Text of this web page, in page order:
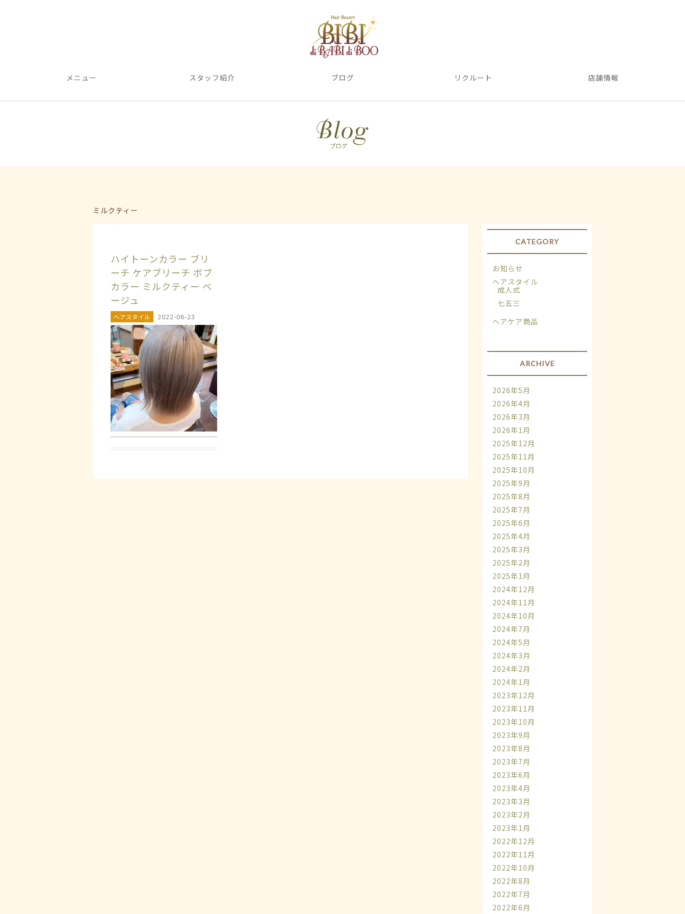
メニュー スタッフ紹介 ブログ リクルート 店舗情報
ミルクティー
ハイトーンカラー ブリ
ーチ ケアブリーチ ボブ
カラー ミルクティー ベ
ージュ
ヘアスタイル 2022-06-23
CATEGORY
お知らせ
ヘアスタイル
成人式
七五三
ヘアケア商品
ARCHIVE
2026年5月
2026年4月
2026年3月
2026年1月
2025年12月
2025年11月
2025年10月
2025年9月
2025年8月
2025年7月
2025年6月
2025年4月
2025年3月
2025年2月
2025年1月
2024年12月
2024年11月
2024年10月
2024年7月
2024年5月
2024年3月
2024年2月
2024年1月
2023年12月
2023年11月
2023年10月
2023年9月
2023年8月
2023年7月
2023年6月
2023年4月
2023年3月
2023年2月
2023年1月
2022年12月
2022年11月
2022年10月
2022年8月
2022年7月
2022年6月